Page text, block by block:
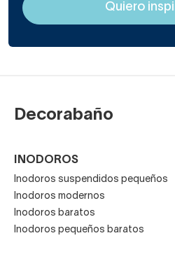
Decorabaño
INODOROS
Inodoros suspendidos pequeños
Inodoros modernos
Inodoros baratos
Inodoros pequeños baratos